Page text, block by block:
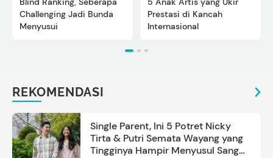
Challenging Jadi Bunda
Menyusui
Prestasi di Kancah
Internasional
REKOMENDASI
Single Parent, Ini 5 Potret Nicky
Tirta & Putri Semata Wayang yang
Tingginya Hampir Menyusul Sang